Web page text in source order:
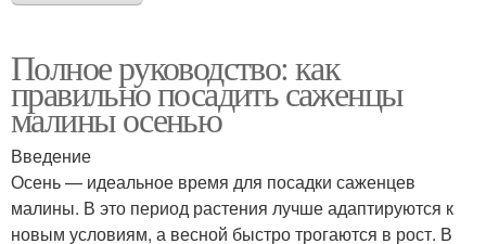
Полное руководство: как
правильно посадить саженцы
малины осенью
Введение
Осень — идеальное время для посадки саженцев
малины. В это период растения лучше адаптируются к
новым условиям, а весной быстро трогаются в рост. В